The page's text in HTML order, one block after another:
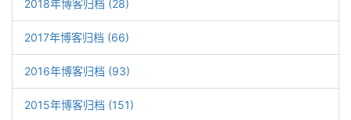
2018年博客归档 (28)
2017年博客归档 (66)
2016年博客归档 (93)
2015年博客归档 (151)